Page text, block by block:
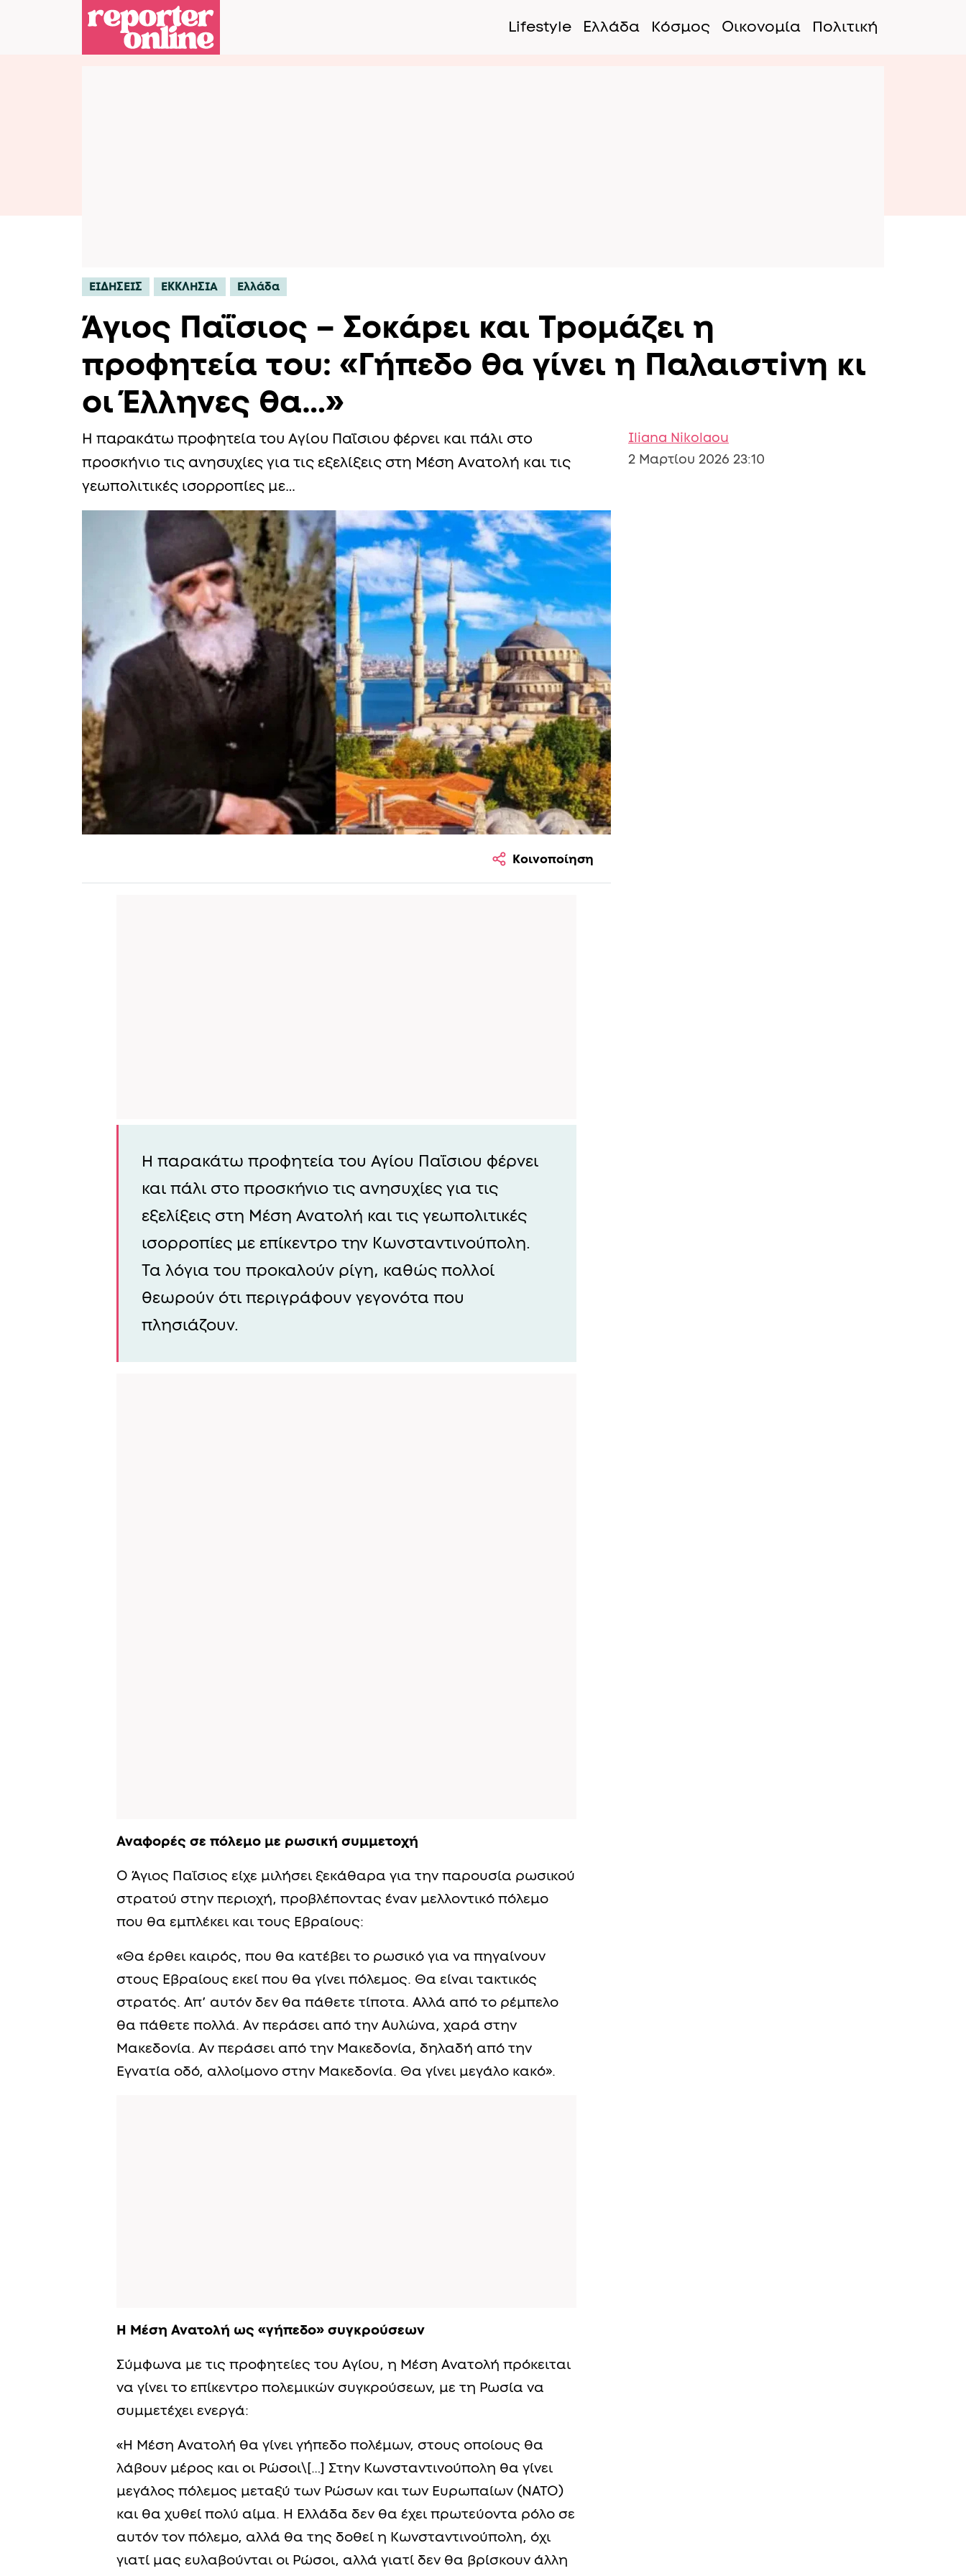
Skip to content
Skip to footer
Lifestyle
Ελλάδα Κόσμος Οικονομία Πολιτική
ΕΙΔΗΣΕΙΣ ΕΚΚΛΗΣΙΑ Ελλάδα
Άγιος Παΐσιος – Σoκάpει και Tpoμάζει η
προφητεία του: «Γήπεδο θα γίνει η Παλαιστiνη κι
οι Έλληνες θα…»
Η παρακάτω προφητεία του Αγίου Παΐσιου φέρνει και πάλι στο
προσκήνιο τις ανησυχίες για τις εξελίξεις στη Μέση Ανατολή και τις
γεωπολιτικές ισορροπίες με…
Iliana Nikolaou
2 Μαρτίου 2026 23:10
Κοινοποίηση
Η παρακάτω προφητεία του Αγίου Παΐσιου φέρνει
και πάλι στο προσκήνιο τις ανησυχίες για τις
εξελίξεις στη Μέση Ανατολή και τις γεωπολιτικές
ισορροπίες με επίκεντρο την Κωνσταντινούπολη.
Τα λόγια του προκαλούν ρίγη, καθώς πολλοί
θεωρούν ότι περιγράφουν γεγονότα που
πλησιάζουν.
Αναφορές σε πόλεμο με ρωσική συμμετοχή
Ο Άγιος Παΐσιος είχε μιλήσει ξεκάθαρα για την παρουσία ρωσικού
στρατού στην περιοχή, προβλέποντας έναν μελλοντικό πόλεμο
που θα εμπλέκει και τους Εβραίους:
«Θα έρθει καιρός, που θα κατέβει το ρωσικό για να πηγαίνουν
στους Εβραίους εκεί που θα γίνει πόλεμος. Θα είναι τακτικός
στρατός. Απ’ αυτόν δεν θα πάθετε τίποτα. Αλλά από το ρέμπελο
θα πάθετε πολλά. Αν περάσει από την Αυλώνα, χαρά στην
Μακεδονία. Αν περάσει από την Μακεδονία, δηλαδή από την
Εγνατία οδό, αλλοίμονο στην Μακεδονία. Θα γίνει μεγάλο κακό».
Η Μέση Ανατολή ως «γήπεδο» συγκρούσεων
Σύμφωνα με τις προφητείες του Αγίου, η Μέση Ανατολή πρόκειται
να γίνει το επίκεντρο πολεμικών συγκρούσεων, με τη Ρωσία να
συμμετέχει ενεργά:
«Η Μέση Ανατολή θα γίνει γήπεδο πολέμων, στους οποίους θα
λάβουν μέρος και οι Ρώσοι\[…] Στην Κωνσταντινούπολη θα γίνει
μεγάλος πόλεμος μεταξύ των Ρώσων και των Ευρωπαίων (ΝΑΤΟ)
και θα χυθεί πολύ αίμα. Η Ελλάδα δεν θα έχει πρωτεύοντα ρόλο σε
αυτόν τον πόλεμο, αλλά θα της δοθεί η Κωνσταντινούπολη, όχι
γιατί μας ευλαβούνται οι Ρώσοι, αλλά γιατί δεν θα βρίσκουν άλλη